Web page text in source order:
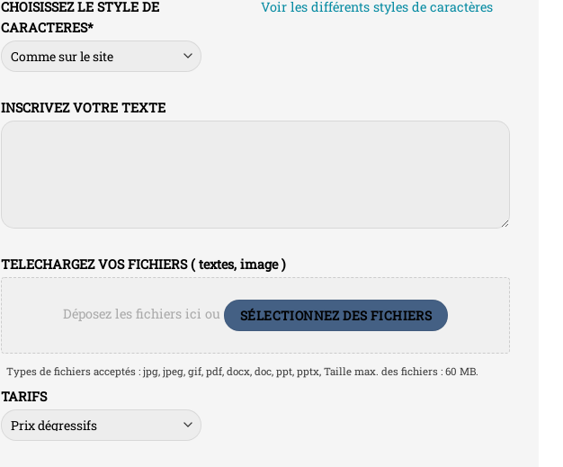
CHOISISSEZ LE STYLE DE
CARACTERES*
Voir les différents styles de caractères
INSCRIVEZ VOTRE TEXTE
TELECHARGEZ VOS FICHIERS ( textes, image )
Déposez les fichiers ici ou SÉLECTIONNEZ DES FICHIERS
Types de fichiers acceptés : jpg, jpeg, gif, pdf, docx, doc, ppt, pptx, Taille max. des fichiers : 60 MB.
TARIFS